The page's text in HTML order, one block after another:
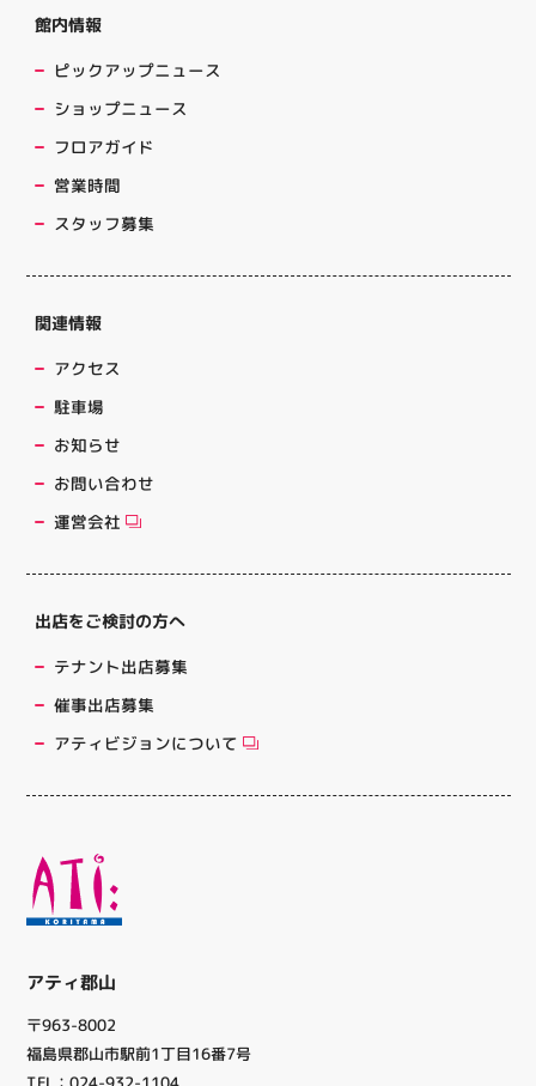
アティ郡山
〒963-8002
福島県郡山市駅前1丁目16番7号
館内情報
ピックアップニュース
ショップニュース
フロアガイド
営業時間
スタッフ募集
関連情報
アクセス
駐車場
お知らせ
お問い合わせ
運営会社
出店をご検討の方へ
テナント出店募集
催事出店募集
アティビジョンについて